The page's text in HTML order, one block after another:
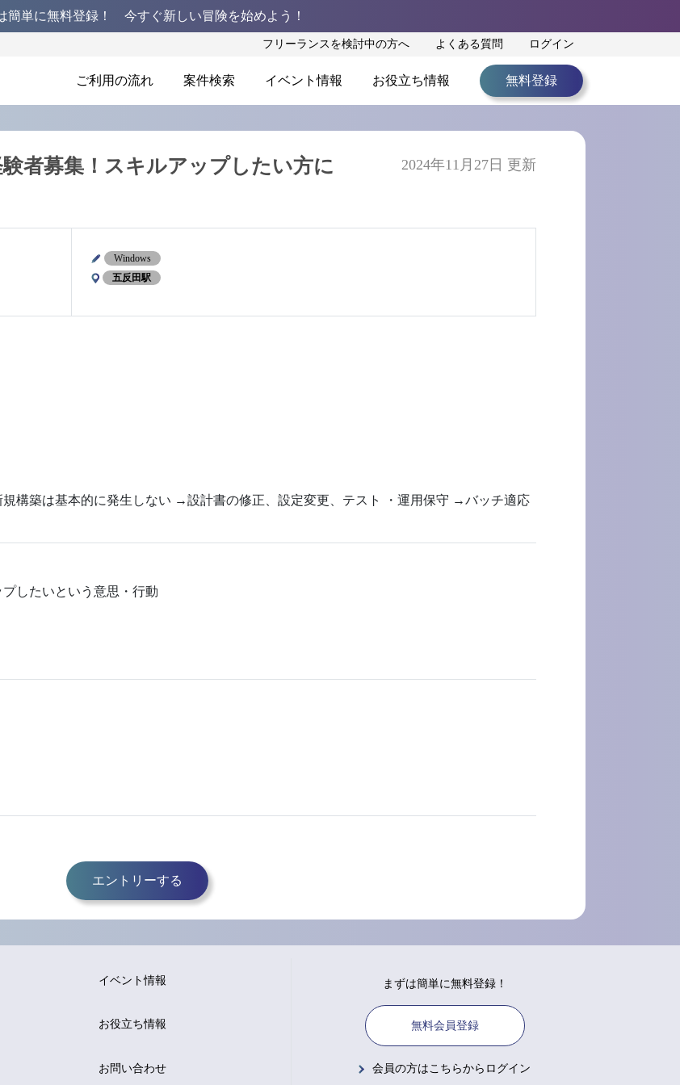
簡単に無料登録！ 今すぐ新しい冒険を始めよう！
フリーランスを検討中の方へ よくある質問 ログイン
ご利用の流れ 案件検索 イベント情報 お役立ち情報 無料登録
者募集！スキルアップしたい方に
2024年11月27日 更新
Windows
五反田駅
構築は基本的に発生しない →設計書の修正、設定変更、テスト ・運用保守 →バッチ適応
したいという意思・行動
エントリーする
イベント情報
お役立ち情報
お問い合わせ
まずは簡単に無料登録！
無料会員登録
会員の方はこちらからログイン